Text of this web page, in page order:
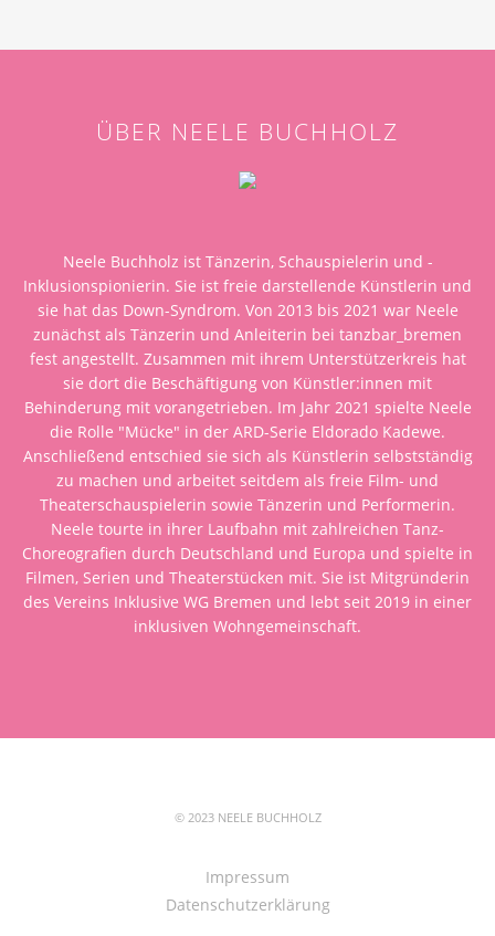
ÜBER NEELE BUCHHOLZ
Neele Buchholz ist Tänzerin, Schauspielerin und -
Inklusionspionierin. Sie ist freie darstellende Künstlerin und
sie hat das Down-Syndrom. Von 2013 bis 2021 war Neele
zunächst als Tänzerin und Anleiterin bei tanzbar_bremen
fest angestellt. Zusammen mit ihrem Unterstützerkreis hat
sie dort die Beschäftigung von Künstler:innen mit
Behinderung mit vorangetrieben. Im Jahr 2021 spielte Neele
die Rolle "Mücke" in der ARD-Serie Eldorado Kadewe.
Anschließend entschied sie sich als Künstlerin selbstständig
zu machen und arbeitet seitdem als freie Film- und
Theaterschauspielerin sowie Tänzerin und Performerin.
Neele tourte in ihrer Laufbahn mit zahlreichen Tanz-
Choreografien durch Deutschland und Europa und spielte in
Filmen, Serien und Theaterstücken mit. Sie ist Mitgründerin
des Vereins Inklusive WG Bremen und lebt seit 2019 in einer
inklusiven Wohngemeinschaft.
© 2023 NEELE BUCHHOLZ
Impressum
Datenschutzerklärung